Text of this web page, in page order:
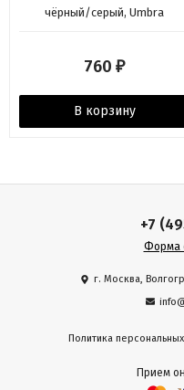
чёрный/серый, Umbra
760 ₽
В корзину
+7
Форма
г. Москва,
Политика
Прием